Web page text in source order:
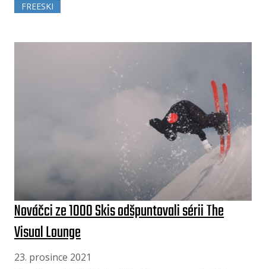
FREESKI
Nováčci ze 1000 Skis odšpuntovali sérii The
Visual Lounge
23. prosince 2021